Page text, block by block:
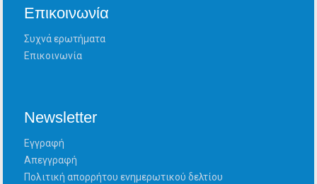
Επικοινωνία
Συχνά ερωτήματα
Επικοινωνία
Newsletter
Εγγραφή
Απεγγραφή
Πολιτική απορρήτου ενημερωτικού δελτίου